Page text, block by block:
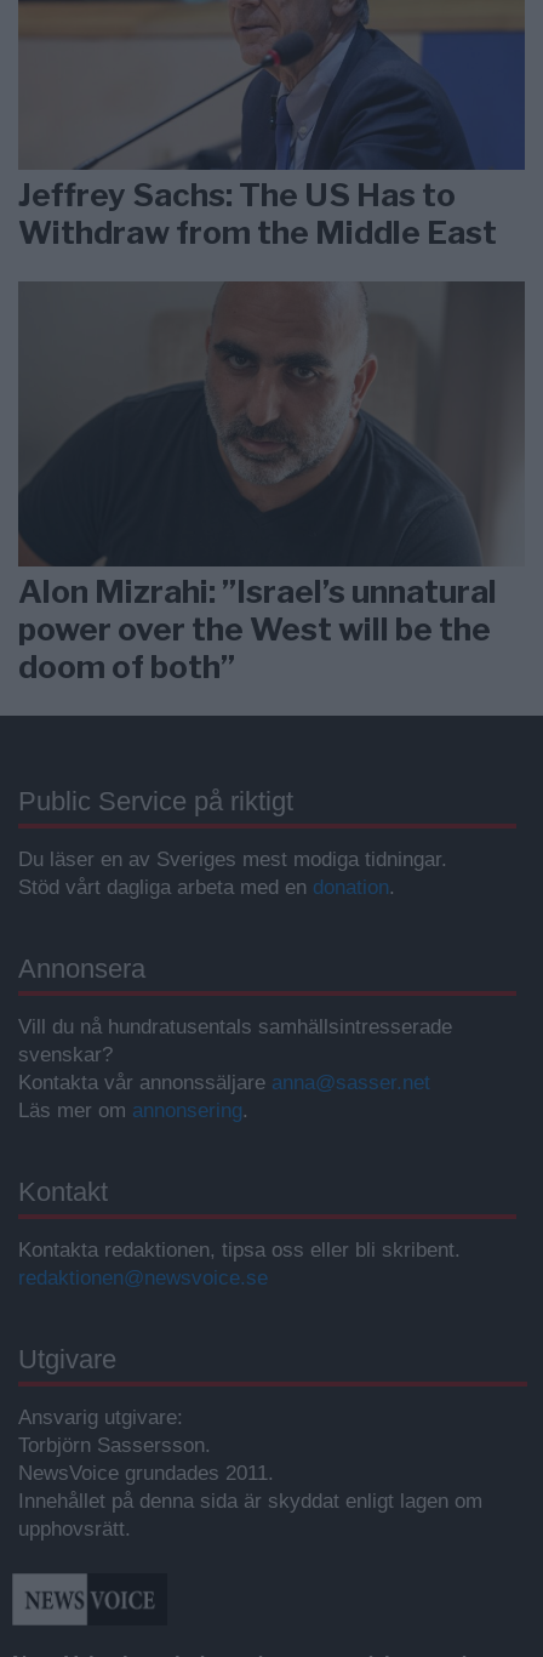
Jeffrey Sachs: The US Has to
Withdraw from the Middle East
Alon Mizrahi: ”Israel’s unnatural
power over the West will be the
doom of both”
Public Service på riktigt
Du läser en av Sveriges mest modiga tidningar.
Stöd vårt dagliga arbeta med en donation.
Annonsera
Vill du nå hundratusentals samhällsintresserade
svenskar?
Kontakta vår annonssäljare anna@sasser.net
Läs mer om annonsering.
Kontakt
Kontakta redaktionen, tipsa oss eller bli skribent.
redaktionen@newsvoice.se
Utgivare
Ansvarig utgivare:
Torbjörn Sassersson.
NewsVoice grundades 2011.
Innehållet på denna sida är skyddat enligt lagen om
upphovsrätt.